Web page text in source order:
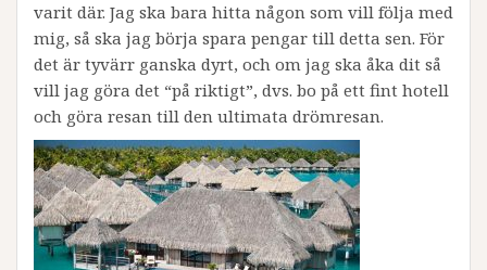
varit där. Jag ska bara hitta någon som vill följa med
mig, så ska jag börja spara pengar till detta sen. För
det är tyvärr ganska dyrt, och om jag ska åka dit så
vill jag göra det “på riktigt”, dvs. bo på ett fint hotell
och göra resan till den ultimata drömresan.